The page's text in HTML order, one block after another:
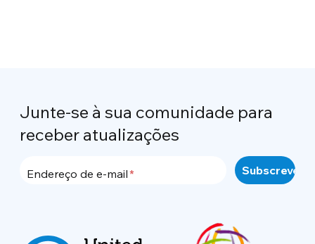
Junte-se à sua comunidade para
receber atualizações
Endereço de e-mail